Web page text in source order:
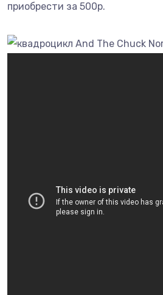
приобрести за 500р.